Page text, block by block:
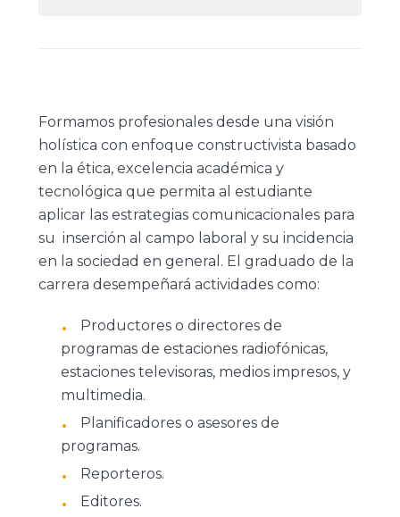
Formamos profesionales desde una visión
holística con enfoque constructivista basado
en la ética, excelencia académica y
tecnológica que permita al estudiante
aplicar las estrategias comunicacionales para
su inserción al campo laboral y su incidencia
en la sociedad en general. El graduado de la
carrera desempeñará actividades como:
Productores o directores de
programas de estaciones radiofónicas,
estaciones televisoras, medios impresos, y
multimedia.
Planificadores o asesores de
programas.
Reporteros.
Editores.